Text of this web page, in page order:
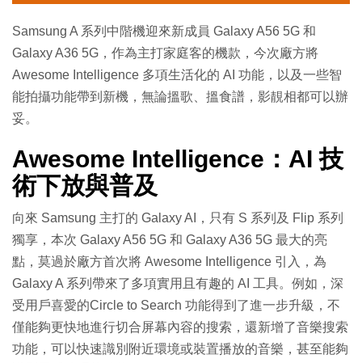
Samsung A 系列中階機迎來新成員 Galaxy A56 5G 和
Galaxy A36 5G，作為主打家庭客的機款，今次廠方將
Awesome Intelligence 多項生活化的 AI 功能，以及一些智
能拍攝功能帶到新機，無論搵歌、搵食譜，影靚相都可以辦
妥。
Awesome Intelligence：AI 技
術下放與普及
向來 Samsung 主打的 Galaxy AI，只有 S 系列及 Flip 系列
獨享，本次 Galaxy A56 5G 和 Galaxy A36 5G 最大的亮
點，莫過於廠方首次將 Awesome Intelligence 引入，為
Galaxy A 系列帶來了多項實用且有趣的 AI 工具。例如，深
受用戶喜愛的Circle to Search 功能得到了進一步升級，不
僅能夠更快地進行切合屏幕內容的搜索，還新增了音樂搜索
功能，可以快速識別附近環境或裝置播放的音樂，甚至能夠